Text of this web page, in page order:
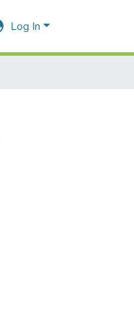
Log In